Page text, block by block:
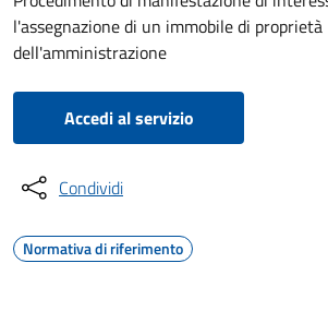
l'assegnazione di un immobile di proprietà
dell'amministrazione
Accedi al servizio
Condividi
Normativa di riferimento